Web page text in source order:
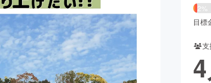
書籍・雑誌出版
チャレンジ ビューティー・ヘ
2%
目標
4